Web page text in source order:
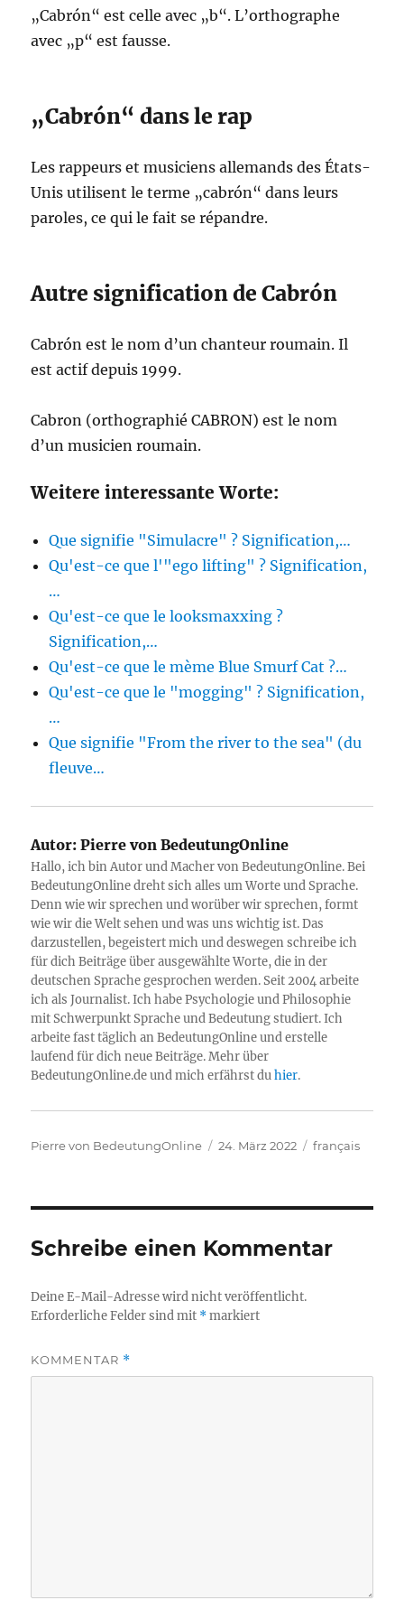
„Cabrón“ est celle avec „b“. L’orthographe
avec „p“ est fausse.
„Cabrón“ dans le rap
Les rappeurs et musiciens allemands des États-
Unis utilisent le terme „cabrón“ dans leurs
paroles, ce qui le fait se répandre.
Autre signification de Cabrón
Cabrón est le nom d’un chanteur roumain. Il
est actif depuis 1999.
Cabron (orthographié CABRON) est le nom
d’un musicien roumain.
Weitere interessante Worte:
Que signifie "Simulacre" ? Signification,…
Qu'est-ce que l'"ego lifting" ? Signification,
…
Qu'est-ce que le looksmaxxing ?
Signification,…
Qu'est-ce que le mème Blue Smurf Cat ?…
Qu'est-ce que le "mogging" ? Signification,
…
Que signifie "From the river to the sea" (du
fleuve…
Autor: Pierre von BedeutungOnline
Hallo, ich bin Autor und Macher von BedeutungOnline. Bei
BedeutungOnline dreht sich alles um Worte und Sprache.
Denn wie wir sprechen und worüber wir sprechen, formt
wie wir die Welt sehen und was uns wichtig ist. Das
darzustellen, begeistert mich und deswegen schreibe ich
für dich Beiträge über ausgewählte Worte, die in der
deutschen Sprache gesprochen werden. Seit 2004 arbeite
ich als Journalist. Ich habe Psychologie und Philosophie
mit Schwerpunkt Sprache und Bedeutung studiert. Ich
arbeite fast täglich an BedeutungOnline und erstelle
laufend für dich neue Beiträge. Mehr über
BedeutungOnline.de und mich erfährst duhier.
Autor
Pierre von BedeutungOnline
Veröffentlicht
24. März 2022 Kategorien
français
Schreibe einen Kommentar
Deine E-Mail-Adresse wird nicht veröffentlicht.
Erforderliche Felder sind mit *markiert
KOMMENTAR *